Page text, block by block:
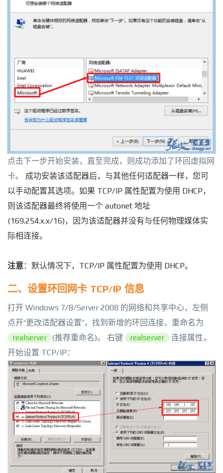
点击下一步开始安装，直至完成，则成功添加了环回虚拟网
卡。 成功安装该适配器后，与其他任何适配器一样，您可
以手动配置其选项。如果 TCP/IP 属性配置为使用 DHCP，
则该适配器最终将使用一个 autonet 地址
(169.254.x.x/16)，因为该适配器并没有与任何物理媒体实
际相连接。
注意：默认情况下，TCP/IP 属性配置为使用 DHCP。
二、设置环回网卡 TCP/IP 信息
打开 Windows 7/8/Server 2008 的网络和共享中心，左侧
点开“更改适配器设置”，找到新增的环回连接，重命名为
realserver (推荐重命名)。 右键 realserver
连接属性，
开始设置 TCP/IP：